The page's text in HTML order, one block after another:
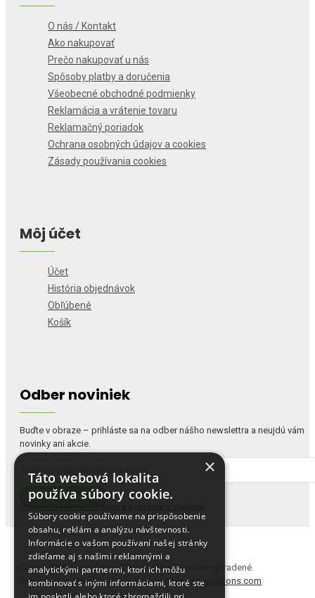
O nás / Kontakt
Ako nakupovať
Prečo nakupovať u nás
Spôsoby platby a doručenia
Všeobecné obchodné podmienky
Reklamácia a vrátenie tovaru
Reklamačný poriadok
Ochrana osobných údajov a cookies
Zásady používania cookies
Môj účet
Účet
História objednávok
Obľúbené
Košík
Odber noviniek
Buďte v obraze – prihláste sa na odber nášho newslettra a neujdú vám
novinky ani akcie.
Potvrdiť odber
Prečítal(a) som si a súhlasím s
Copyright © i-puzzle.sk 2025-26 | Všetky práva vyhradené.
Tvorba internetových obchodov od opencart-solutions.com
×
Táto webová lokalita
používa súbory cookie.
Súbory cookie používame na prispôsobenie
obsahu, reklám a analýzu návštevnosti.
Informácie o vašom používaní našej stránky
zdieľame aj s našimi reklamnými a
analytickými partnermi, ktorí ich môžu
kombinovať s inými informáciami, ktoré ste